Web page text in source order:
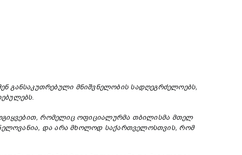
განსაკუთრებული მნიშვნელობის სადღეგრძელოებს,
.
, რომელიც ოფიციალურმა თბილისმა მთელ
, და არა მხოლოდ საქართველოსთვის, რომ